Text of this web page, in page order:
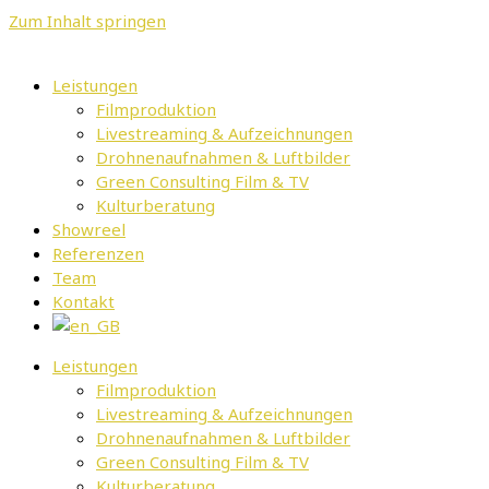
Zum Inhalt springen
Leistungen
Filmproduktion
Livestreaming & Aufzeichnungen
Drohnenaufnahmen & Luftbilder
Green Consulting Film & TV
Kulturberatung
Showreel
Referenzen
Team
Kontakt
Leistungen
Filmproduktion
Livestreaming & Aufzeichnungen
Drohnenaufnahmen & Luftbilder
Green Consulting Film & TV